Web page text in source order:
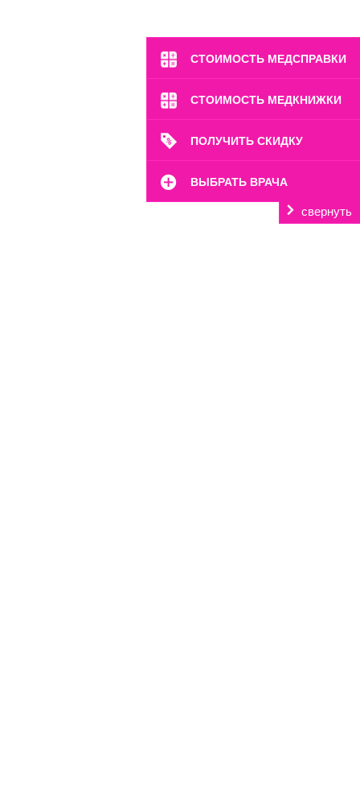
СТОИМОСТЬ МЕДСПРАВКИ
СТОИМОСТЬ МЕДКНИЖКИ
ПОЛУЧИТЬ СКИДКУ
ВЫБРАТЬ ВРАЧА
свернуть